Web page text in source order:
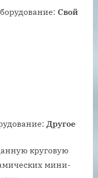
Свой
Другое
круговую
мини-